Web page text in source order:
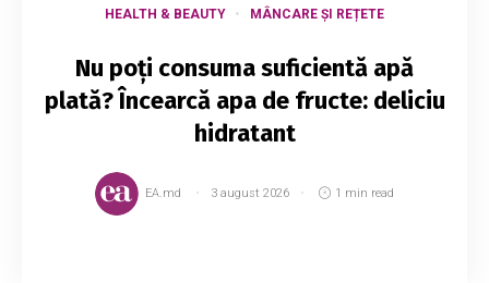
HEALTH & BEAUTY MÂNCARE ȘI REȚETE
Nu poți consuma suficientă apă
plată? Încearcă apa de fructe: deliciu
hidratant
EA.md 3 august 2026 1 min read